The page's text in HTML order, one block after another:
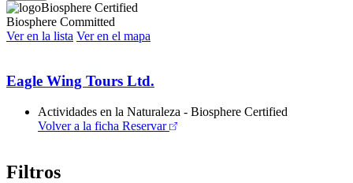
Biosphere Certified
Biosphere Committed
Ver en la lista Ver en el mapa
Eagle Wing Tours Ltd.
Actividades en la Naturaleza - Biosphere Certified
Volver a la ficha Reservar
Filtros